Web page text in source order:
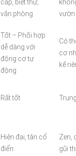
cấp, biệt thự,
văn phòng
vườn
Tốt – Phối hợp
dễ dàng với
động cơ tự
động
Có
cơ
kế
Rất tốt
Hiện đại, tân cổ
điển
Zen,
gũi